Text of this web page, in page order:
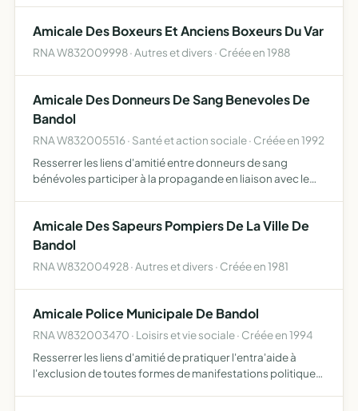
matériels de…
Amicale Des Boxeurs Et Anciens Boxeurs Du Var
RNA W832009998 · Autres et divers · Créée en 1988
Amicale Des Donneurs De Sang Benevoles De
Bandol
RNA W832005516 · Santé et action sociale · Créée en 1992
Resserrer les liens d'amitié entre donneurs de sang
bénévoles participer à la propagande en liaison avec le
Amicale Des Sapeurs Pompiers De La Ville De
Bandol
RNA W832004928 · Autres et divers · Créée en 1981
Amicale Police Municipale De Bandol
RNA W832003470 · Loisirs et vie sociale · Créée en 1994
Resserrer les liens d'amitié de pratiquer l'entra'aide à
l'exclusion de toutes formes de manifestations politiques